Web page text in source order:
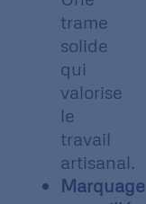
trame
solide
qui
valorise
le
travail
artisanal.
Marquage